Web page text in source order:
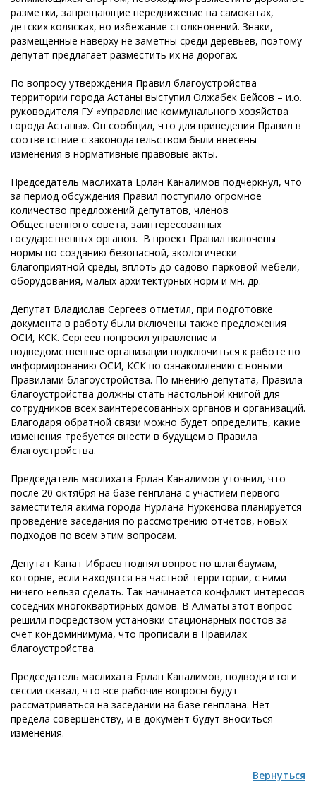
разметки, запрещающие передвижение на самокатах,
детских колясках, во избежание столкновений. Знаки,
размещенные наверху не заметны среди деревьев, поэтому
депутат предлагает разместить их на дорогах.
По вопросу утверждения Правил благоустройства
территории города Астаны выступил Олжабек Бейсов – и.о.
руководителя ГУ «Управление коммунального хозяйства
города Астаны». Он сообщил, что для приведения Правил в
соответствие с законодательством были внесены
изменения в нормативные правовые акты.
Председатель маслихата Ерлан Каналимов подчеркнул, что
за период обсуждения Правил поступило огромное
количество предложений депутатов, членов
Общественного совета, заинтересованных
государственных органов. В проект Правил включены
нормы по созданию безопасной, экологически
благоприятной среды, вплоть до садово-парковой мебели,
оборудования, малых архитектурных норм и мн. др.
Депутат Владислав Сергеев отметил, при подготовке
документа в работу были включены также предложения
ОСИ, КСК. Сергеев попросил управление и
подведомственные организации подключиться к работе по
информированию ОСИ, КСК по ознакомлению с новыми
Правилами благоустройства. По мнению депутата, Правила
благоустройства должны стать настольной книгой для
сотрудников всех заинтересованных органов и организаций.
Благодаря обратной связи можно будет определить, какие
изменения требуется внести в будущем в Правила
благоустройства.
Председатель маслихата Ерлан Каналимов уточнил, что
после 20 октября на базе генплана с участием первого
заместителя акима города Нурлана Нуркенова планируется
проведение заседания по рассмотрению отчётов, новых
подходов по всем этим вопросам.
Депутат Канат Ибраев поднял вопрос по шлагбаумам,
которые, если находятся на частной территории, с ними
ничего нельзя сделать. Так начинается конфликт интересов
соседних многоквартирных домов. В Алматы этот вопрос
решили посредством установки стационарных постов за
счёт кондоминимума, что прописали в Правилах
благоустройства.
Председатель маслихата Ерлан Каналимов, подводя итоги
сессии сказал, что все рабочие вопросы будут
рассматриваться на заседании на базе генплана. Нет
предела совершенству, и в документ будут вноситься
изменения.
Вернуться